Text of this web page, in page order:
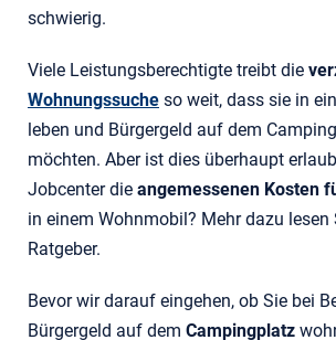
schwierig.
Viele Leistungsberechtigte treibt die
Wohnungssuche so weit, dass sie in
leben und Bürgergeld auf dem
möchten. Aber ist dies überhaupt
Jobcenter die angemessenen Kosten
in einem Wohnmobil? Mehr dazu lesen
Ratgeber.
Bevor wir darauf eingehen, ob Sie bei
Bürgergeld auf dem Campingplatz